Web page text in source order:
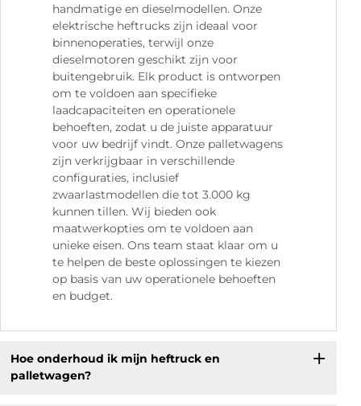
handmatige en dieselmodellen. Onze
elektrische heftrucks zijn ideaal voor
binnenoperaties, terwijl onze
dieselmotoren geschikt zijn voor
buitengebruik. Elk product is ontworpen
om te voldoen aan specifieke
laadcapaciteiten en operationele
behoeften, zodat u de juiste apparatuur
voor uw bedrijf vindt. Onze palletwagens
zijn verkrijgbaar in verschillende
configuraties, inclusief
zwaarlastmodellen die tot 3.000 kg
kunnen tillen. Wij bieden ook
maatwerkopties om te voldoen aan
unieke eisen. Ons team staat klaar om u
te helpen de beste oplossingen te kiezen
op basis van uw operationele behoeften
en budget.
Hoe onderhoud ik mijn heftruck en
palletwagen?